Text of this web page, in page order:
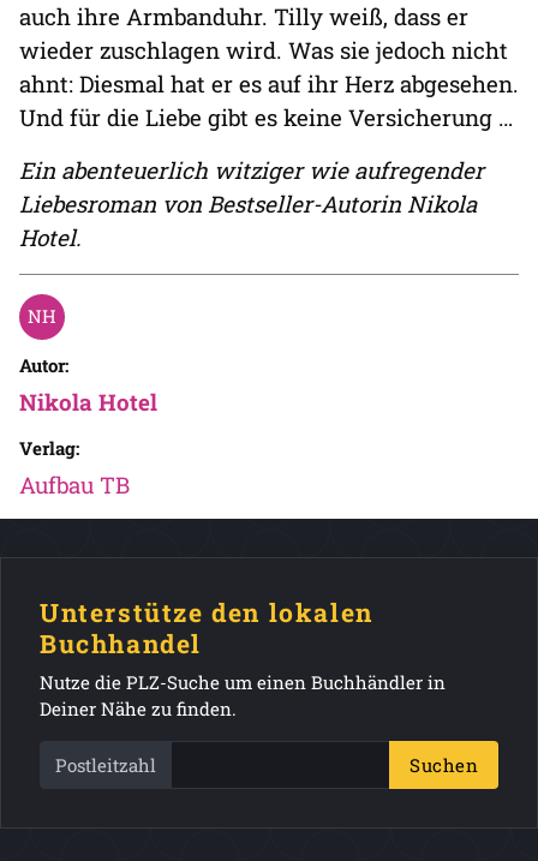
auch ihre Armbanduhr. Tilly weiß, dass er
wieder zuschlagen wird. Was sie jedoch nicht
ahnt: Diesmal hat er es auf ihr Herz abgesehen.
Und für die Liebe gibt es keine Versicherung …
Ein abenteuerlich witziger wie aufregender
Liebesroman von Bestseller-Autorin Nikola
Hotel.
Autor:
Nikola Hotel
Verlag:
Aufbau TB
Unterstütze den lokalen
Buchhandel
Nutze die PLZ-Suche um einen Buchhändler in
Deiner Nähe zu finden.
Postleitzahl Suchen